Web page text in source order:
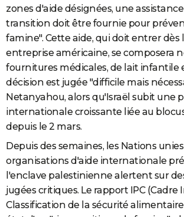
zones d'aide désignées, une
transition doit être fournie pour
famine". Cette aide, qui doit entrer dès
entreprise américaine, se composera
fournitures médicales, de lait infantile
décision est jugée "difficile mais
Netanyahou, alors qu'Israël subit une
internationale croissante liée au
depuis le 2 mars.
Depuis des semaines, les Nations
organisations d'aide internationale
l'enclave palestinienne alertent sur
jugées critiques. Le rapport IPC (Cadre
Classification de la sécurité